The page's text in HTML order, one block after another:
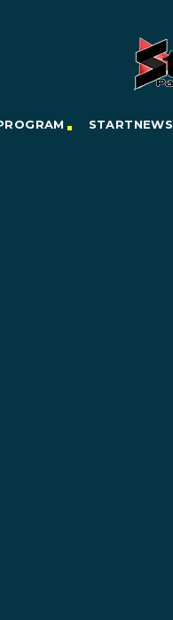
STARTNEWS